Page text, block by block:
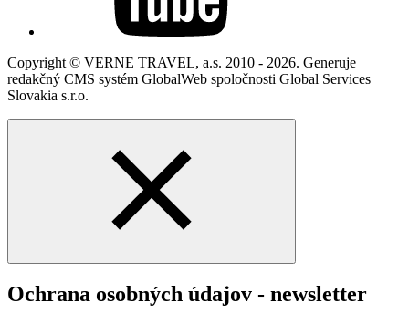
Copyright © VERNE TRAVEL, a.s. 2010 - 2026. Generuje
redakčný CMS systém GlobalWeb spoločnosti Global Services
Slovakia s.r.o.
Ochrana osobných údajov - newsletter